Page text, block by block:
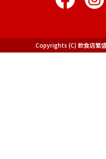
Copyrights (C) 飲食店繁